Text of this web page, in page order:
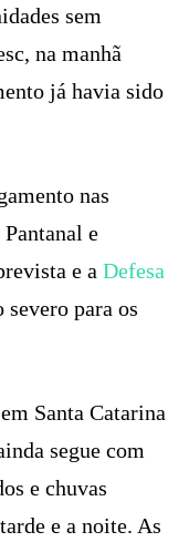
sem
na manhã
já havia sido
nas
e
e a Defesa
para os
Santa Catarina
segue com
e chuvas
e a noite. As